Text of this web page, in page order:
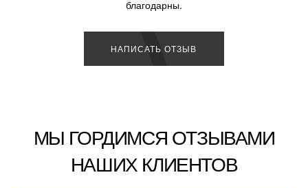
благодарны.
НАПИСАТЬ ОТЗЫВ
МЫ ГОРДИМСЯ ОТЗЫВАМИ
НАШИХ КЛИЕНТОВ